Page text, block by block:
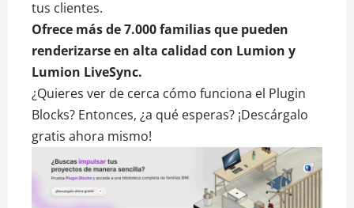
tus clientes.
Ofrece más de 7.000 familias que pueden
renderizarse en alta calidad con Lumion y
Lumion LiveSync.
¿Quieres ver de cerca cómo funciona el Plugin
Blocks? Entonces, ¿a qué esperas? ¡Descárgalo
gratis ahora mismo!